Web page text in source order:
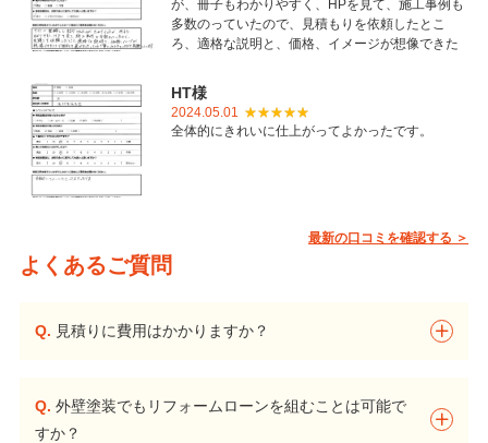
が、冊子もわかりやすく、HPを見て、施工事例も
多数のっていたので、見積もりを依頼したとこ
ろ、適格な説明と、価格、イメージが想像できた
いただき感謝しています。
HT様
2024.05.01
全体的にきれいに仕上がってよかったです。
最新の口コミを確認する ＞
よくあるご質問
Q. 見積りに費用はかかりますか？
Q. 外壁塗装でもリフォームローンを組むことは可能で
すか？